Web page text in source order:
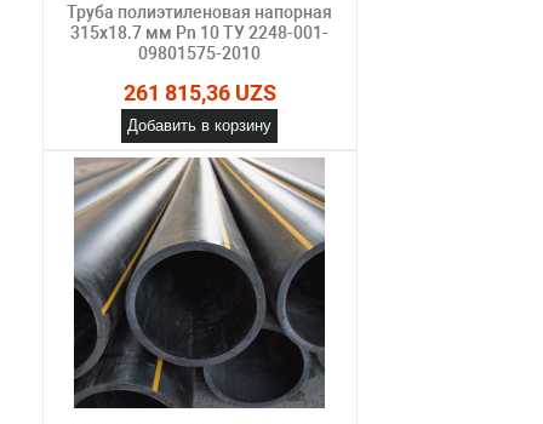
Труба полиэтиленовая напорная
315х18.7 мм Pn 10 ТУ 2248-001-
09801575-2010
261 815,36 UZS
Добавить в корзину